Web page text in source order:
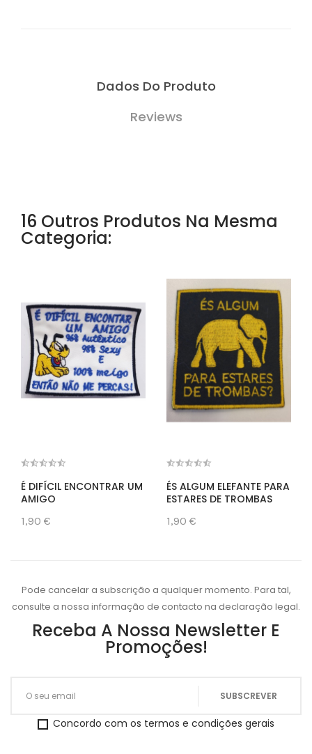
Dados Do Produto
Reviews
16 Outros Produtos Na Mesma
Categoria:
É DIFÍCIL ENCONTRAR UM
AMIGO
1,90 €
ÉS ALGUM ELEFANTE PARA
ESTARES DE TROMBAS
1,90 €
Pode cancelar a subscrição a qualquer momento. Para tal,
consulte a nossa informação de contacto na declaração legal.
Receba A Nossa Newsletter E
Promoções!
Concordo com os termos e condições gerais